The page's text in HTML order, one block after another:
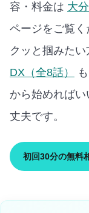
容・料金は 大
ページをご覧く
クッと掴みたい
DX（全8話）
から始めれば
丈夫です。
初回30分の無料